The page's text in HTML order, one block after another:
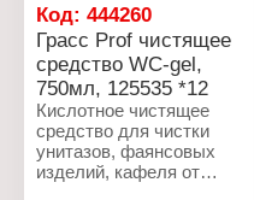
Код: 444260
Грасс Prof чистящее
средство WC-gel,
750мл, 125535 *12
Кислотное чистящее
средство для чистки
унитазов, фаянсовых
изделий, кафеля от